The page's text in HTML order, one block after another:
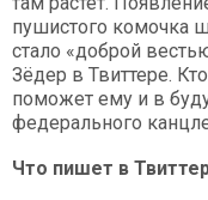
пушистого комочка
стало «доброй
Зёдер в Твиттере.
поможет ему и в
федерального
Что пишет в